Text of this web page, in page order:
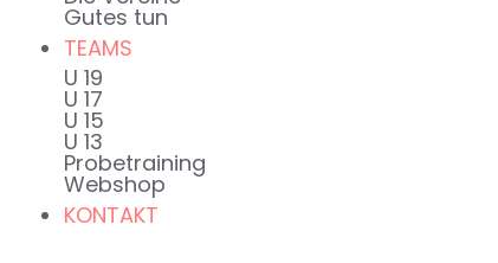
Gutes tun
TEAMS
U 19
U 17
U 15
U 13
Probetraining
Webshop
KONTAKT